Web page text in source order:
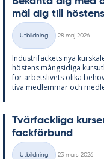
mäl dig till
Kategorier
Utbildning
28 maj 2026
In­du­stri­fac­kets nya
hös­tens mångsidi­ga
för ar­bets­li­vets oli­ka
tiva med­lem­mar och
Tvär­fack­li­ga
fack­för­bund
Utbildning
23 mars 2026